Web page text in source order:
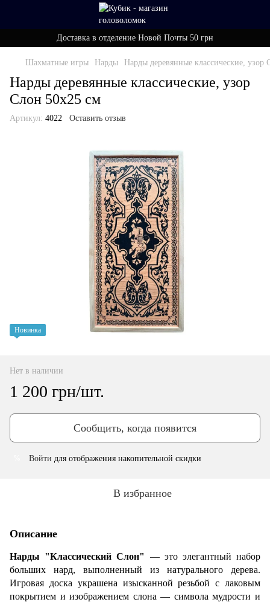
Доставка в отделение Новой Почты 50 грн
Шахматные игры Нарды Нарды деревянные классические, узор
Нарды деревянные классические, узор
Слон 50х25 см
Артикул: 4022 Оставить отзыв
Новинка
Нет в наличии
1 200 грн/шт.
Сообщить, когда появится
Войти для отображения накопительной скидки
В избранное
Описание
Нарды "Классический Слон"
— это элегантный набор
больших нард, выполненный из натурального дерева.
Игровая доска украшена изысканной резьбой с лаковым
покрытием и изображением слона — символа мудрости и